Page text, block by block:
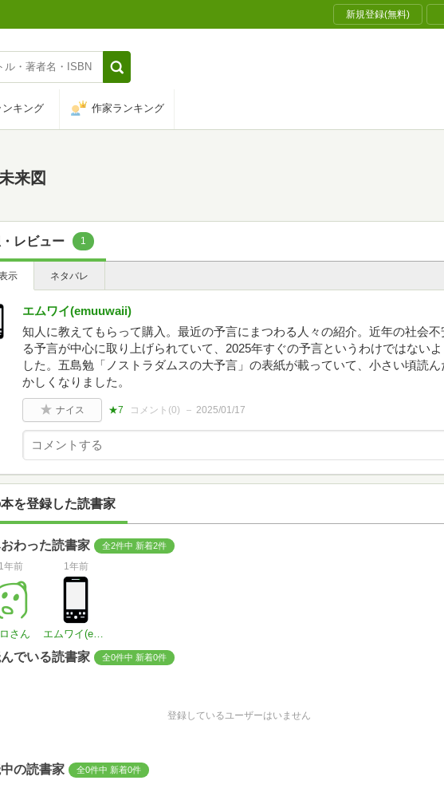
新規登録(無料)
ンキング 作家ランキング
来図
レビュー 1
示 ネタバレ
エムワイ(emuuwaii)
知人に教えてもらって購入。最近の予言にまつわる人々の紹介。近年の社会不
る予言が中心に取り上げられていて、2025年すぐの予言というわけではない
した。五島勉「ノストラダムスの大予言」の表紙が載っていて、小さい頃読
かしくなりました。
ナイス ★7 コメント(0) 2025/01/17
を登録した読書家
わった読書家 全2件中 新着2件
1年前
さん
1年前
エムワイ(emuuwaii)
でいる読書家 全0件中 新着0件
登録しているユーザーはいません
の読書家 全0件中 新着0件